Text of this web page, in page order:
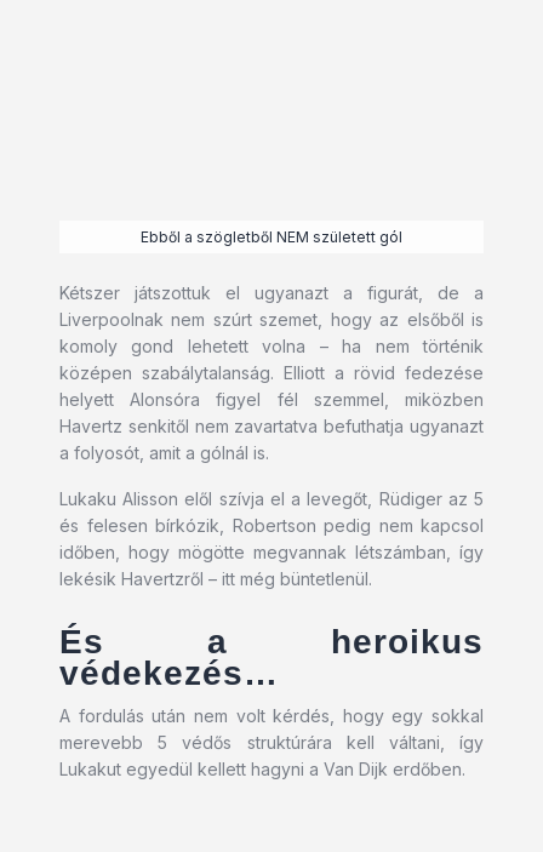
Ebből a szögletből NEM született gól
Kétszer játszottuk el ugyanazt a figurát, de a
Liverpoolnak nem szúrt szemet, hogy az elsőből is
komoly gond lehetett volna – ha nem történik
középen szabálytalanság. Elliott a rövid fedezése
helyett Alonsóra figyel fél szemmel, miközben
Havertz senkitől nem zavartatva befuthatja ugyanazt
a folyosót, amit a gólnál is.
Lukaku Alisson elől szívja el a levegőt, Rüdiger az 5
és felesen bírkózik, Robertson pedig nem kapcsol
időben, hogy mögötte megvannak létszámban, így
lekésik Havertzről – itt még büntetlenül.
És a heroikus
védekezés…
A fordulás után nem volt kérdés, hogy egy sokkal
merevebb 5 védős struktúrára kell váltani, így
Lukakut egyedül kellett hagyni a Van Dijk erdőben.